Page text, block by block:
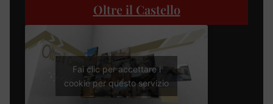
Oltre il Castello
Fai clic per accettare i
cookie per questo servizio